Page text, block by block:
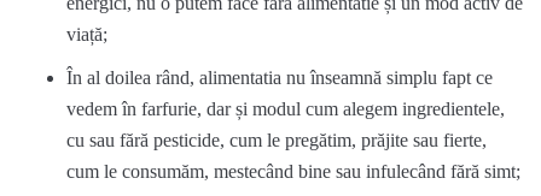
viață;
În al doilea rând, alimentatia nu înseamnă simplu fapt ce
vedem în farfurie, dar și modul cum alegem ingredientele,
cu sau fără pesticide, cum le pregătim, prăjite sau fierte,
cum le consumăm, mestecând bine sau infulecând fără simt;